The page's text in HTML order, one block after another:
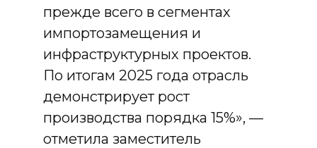
прежде всего в сегментах
импортозамещения и
инфраструктурных проектов.
По итогам 2025 года отрасль
демонстрирует рост
производства порядка 15%», —
отметила заместитель